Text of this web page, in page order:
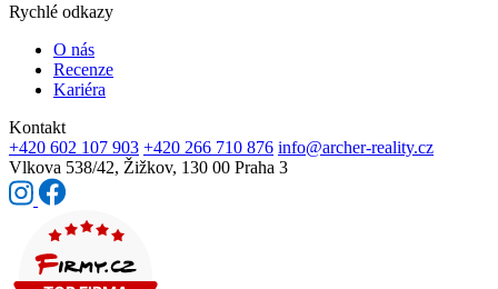
Rychlé odkazy
O nás
Recenze
Kariéra
Kontakt
+420 602 107 903 +420 266 710 876 info@archer-reality.cz
Vlkova 538/42, Žižkov, 130 00 Praha 3